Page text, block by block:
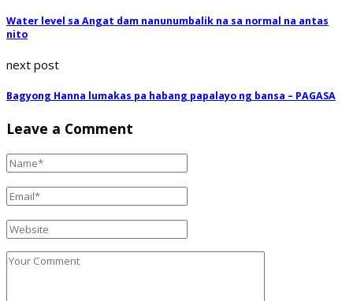
Water level sa Angat dam nanunumbalik na sa normal na antas
nito
next post
Bagyong Hanna lumakas pa habang papalayo ng bansa – PAGASA
Leave a Comment